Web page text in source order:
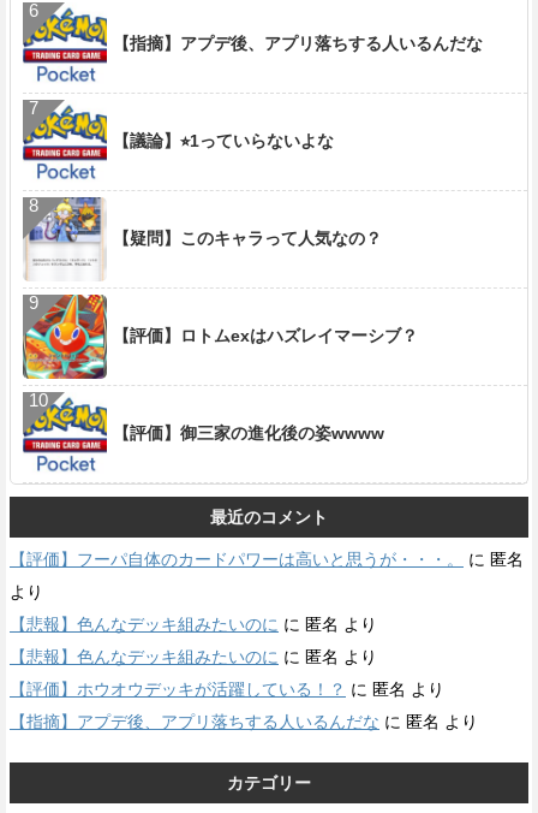
【指摘】アプデ後、アプリ落ちする人いるんだな
【議論】⭐︎1っていらないよな
【疑問】このキャラって人気なの？
【評価】ロトムexはハズレイマーシブ？
【評価】御三家の進化後の姿wwww
最近のコメント
【評価】フーパ自体のカードパワーは高いと思うが・・・。 に 匿名
より
【悲報】色んなデッキ組みたいのに に 匿名 より
【悲報】色んなデッキ組みたいのに に 匿名 より
【評価】ホウオウデッキが活躍している！？ に 匿名 より
【指摘】アプデ後、アプリ落ちする人いるんだな に 匿名 より
カテゴリー